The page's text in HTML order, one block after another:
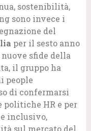
sostenibilità,
sono invece i
del
per il sesto anno
sfide della
il gruppo ha
people
di confermarsi
politiche HR e per
inclusivo,
sul mercato del